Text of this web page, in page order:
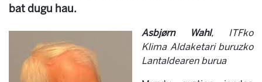
bat dugu hau.
Asbjørn Wahl, ITFko
Klima Aldaketari buruzko
Lantaldearen burua